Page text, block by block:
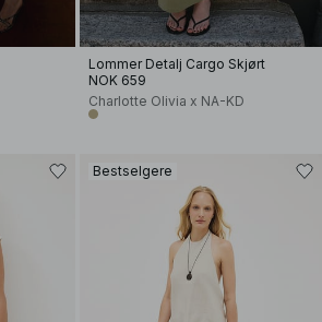
Lommer Detalj Cargo Skjørt
NOK 659
Charlotte Olivia x NA-KD
Bestselgere